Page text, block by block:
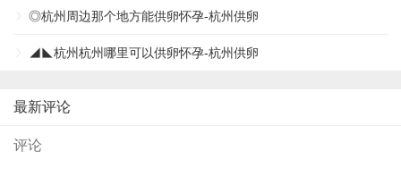
◎杭州周边那个地方能供卵怀孕-杭州供卵
◢◣杭州杭州哪里可以供卵怀孕-杭州供卵
最新评论